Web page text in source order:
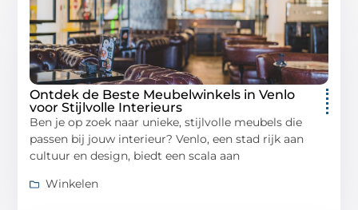
Ontdek de Beste Meubelwinkels in Venlo
voor Stijlvolle Interieurs
Ben je op zoek naar unieke, stijlvolle meubels die
passen bij jouw interieur? Venlo, een stad rijk aan
cultuur en design, biedt een scala aan
Winkelen